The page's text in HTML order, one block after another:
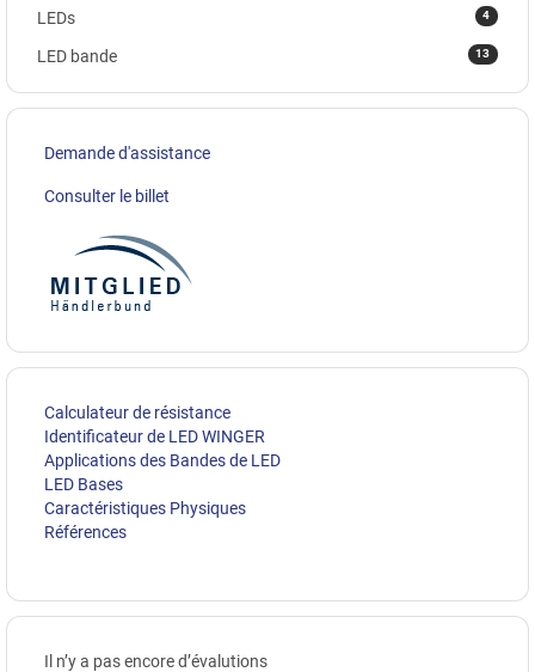
4
LEDs
13
LED bande
Demande d'assistance
Consulter le billet
Calculateur de résistance
Identificateur de LED WINGER
Applications des Bandes de LED
LED Bases
Caractéristiques Physiques
Références
Il n’y a pas encore d’évalutions